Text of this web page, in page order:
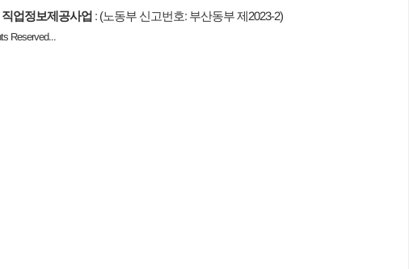
직업정보제공사업 : (노동부 신고번호: 부산동부 제2023-2)
Reserved...